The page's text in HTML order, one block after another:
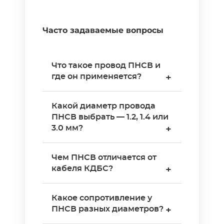
Часто задаваемые вопросы
Что такое провод ПНСВ и
где он применяется?
+
Нагревательный со
Стальной жилой в
до заливки и подключают к
понижающему
трансформатору. Провод
греет бетон изнутри,
позволяя набирать
прочность при минусовых
Какой диаметр провода
ПНСВ выбрать — 1.2, 1.4 или
3.0 мм?
+
универсальный выбор для
плит, фундаментов и стен.
ПНСВ 1.4 мм берут на
масштабных объектах и при
повышенных требованиях к
Чем ПНСВ отличается от
кабеля КДБС?
+
понижающий
трансформатор при 55–75 В
Какое сопротивление у
ПНСВ разных диаметров? +